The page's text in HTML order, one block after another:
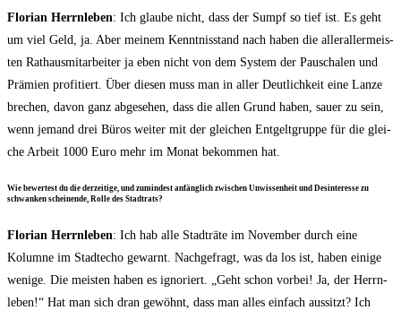
Flo­ri­an Herrn­le­ben: Ich glau­be nicht, dass der Sumpf so tief ist. Es geht
um viel Geld, ja. Aber mei­nem Kennt­nis­stand nach haben die aller­al­ler­meis­
ten Rat­haus­mit­ar­bei­ter ja eben nicht von dem Sys­tem der Pau­scha­len und
Prä­mi­en pro­fi­tiert. Über die­sen muss man in aller Deut­lich­keit eine Lan­ze
bre­chen, davon ganz abge­se­hen, dass die allen Grund haben, sau­er zu sein,
wenn jemand drei Büros wei­ter mit der glei­chen Ent­gelt­grup­pe für die glei­
che Arbeit 1000 Euro mehr im Monat bekom­men hat.
Wie bewer­test du die der­zei­ti­ge, und zumin­dest anfäng­lich zwi­schen Unwis­sen­heit und Des­in­ter­es­se zu
schwan­ken schei­nen­de, Rol­le des Stadtrats?
Flo­ri­an Herrn­le­ben: Ich hab alle Stadt­rä­te im Novem­ber durch eine
Kolum­ne im Stadt­echo gewarnt. Nach­ge­fragt, was da los ist, haben eini­ge
weni­ge. Die meis­ten haben es igno­riert. „Geht schon vor­bei! Ja, der Herrn­
le­ben!“ Hat man sich dran gewöhnt, dass man alles ein­fach aus­sitzt? Ich